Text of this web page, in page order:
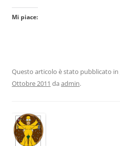
Mi piace:
Questo articolo è stato pubblicato in
Ottobre 2011 da admin.